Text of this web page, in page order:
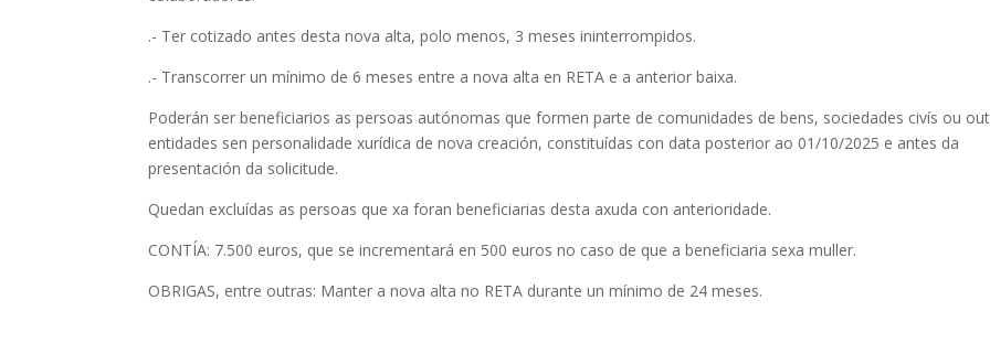
.- Ter cotizado antes desta nova alta, polo menos, 3 meses ininterrompidos.
.- Transcorrer un mínimo de 6 meses entre a nova alta en RETA e a anterior baixa.
Poderán ser beneficiarios as persoas autónomas que formen parte de comunidades de bens, sociedades civís ou
entidades sen personalidade xurídica de nova creación, constituídas con data posterior ao 01/10/2025 e antes da
presentación da solicitude.
Quedan excluídas as persoas que xa foran beneficiarias desta axuda con anterioridade.
CONTÍA: 7.500 euros, que se incrementará en 500 euros no caso de que a beneficiaria sexa muller.
OBRIGAS, entre outras: Manter a nova alta no RETA durante un mínimo de 24 meses.